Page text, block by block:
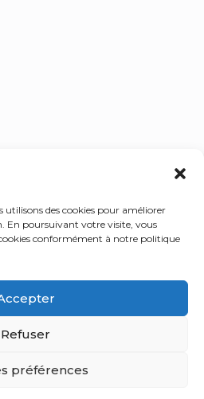
utilisons des cookies pour améliorer
En poursuivant votre visite, vous
conformément à notre politique
Refuser
préférences
NIVERT